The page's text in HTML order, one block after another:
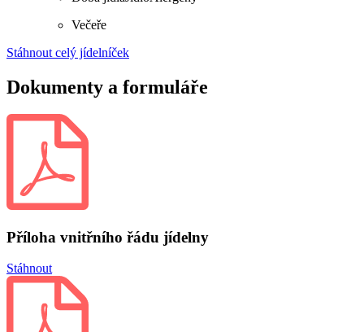
Večeře
Stáhnout celý jídelníček
Dokumenty a formuláře
Příloha vnitřního řádu jídelny
Stáhnout